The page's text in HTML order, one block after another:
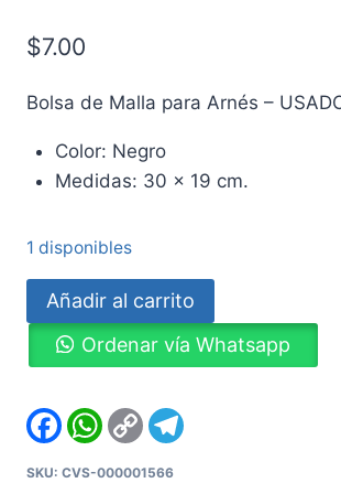
$7.00
Bolsa de Malla para Arnés –
Color: Negro
Medidas: 30 x 19 cm.
1 disponibles
Bolsa
de
Malla
Arnés
-
USADO
Añadir al carrito
Ordenar vía Whatsapp
FacebookWhatsApp
Copy
Link
SKU: CVS-000001566